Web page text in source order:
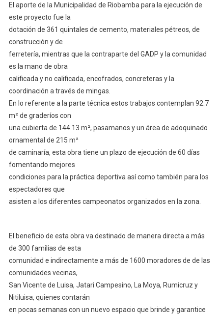
El aporte de la Municipalidad de Riobamba para la ejecución de
este proyecto fue la
dotación de 361 quintales de cemento, materiales pétreos, de
construcción y de
ferretería, mientras que la contraparte del GADP y la comunidad
es la mano de obra
calificada y no calificada, encofrados, concreteras y la
coordinación a través de mingas.
En lo referente a la parte técnica estos trabajos contemplan 92.7
m² de graderíos con
una cubierta de 144.13 m², pasamanos y un área de adoquinado
ornamental de 215 m²
de caminaría, esta obra tiene un plazo de ejecución de 60 días
fomentando mejores
condiciones para la práctica deportiva así como también para los
espectadores que
asisten a los diferentes campeonatos organizados en la zona.
El beneficio de esta obra va destinado de manera directa a más
de 300 familias de esta
comunidad e indirectamente a más de 1600 moradores de de las
comunidades vecinas,
San Vicente de Luisa, Jatari Campesino, La Moya, Rumicruz y
Nitiluisa, quienes contarán
en pocas semanas con un nuevo espacio que brinde y garantice